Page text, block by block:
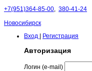
+7(951)364-85-00, 380-41-24
Новосибирск
Вход | Регистрация
Авторизация
Логин (e-mail)